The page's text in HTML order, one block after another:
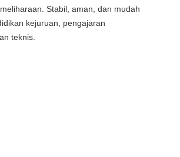
Stabil, aman, dan mudah
kejuruan, pengajaran
teknis.